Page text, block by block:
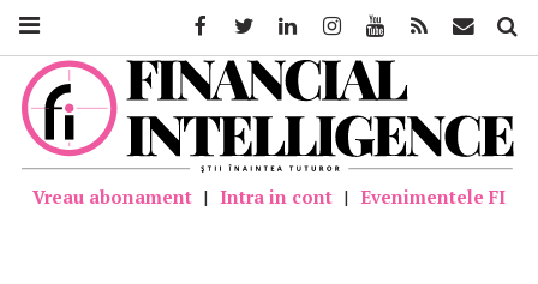
Vreau abonament | Intra in cont | Evenimentele FI
FacebookTwitter LinkedinInstagramYoutube Feed Mail